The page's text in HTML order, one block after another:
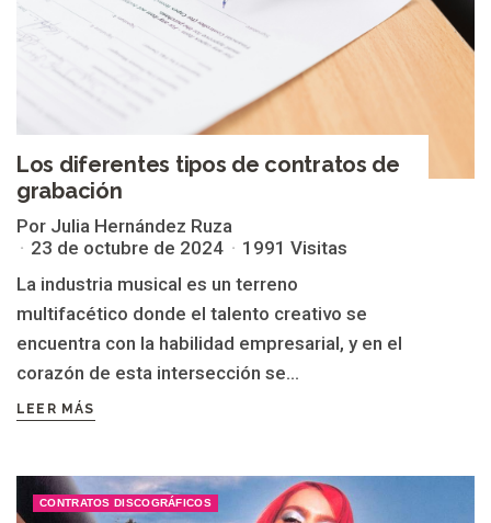
Los diferentes tipos de contratos de
grabación
Por Julia Hernández Ruza
23 de octubre de 2024
1991 Visitas
La industria musical es un terreno
multifacético donde el talento creativo se
encuentra con la habilidad empresarial, y en el
corazón de esta intersección se...
LEER MÁS
CONTRATOS DISCOGRÁFICOS